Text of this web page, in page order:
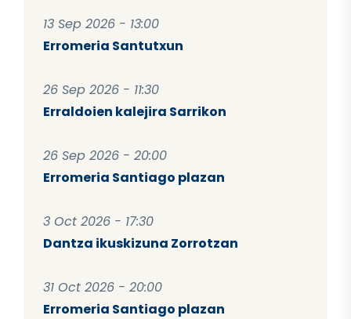
13 Sep 2026 - 13:00
Erromeria Santutxun
26 Sep 2026 - 11:30
Erraldoien kalejira Sarrikon
26 Sep 2026 - 20:00
Erromeria Santiago plazan
3 Oct 2026 - 17:30
Dantza ikuskizuna Zorrotzan
31 Oct 2026 - 20:00
Erromeria Santiago plazan